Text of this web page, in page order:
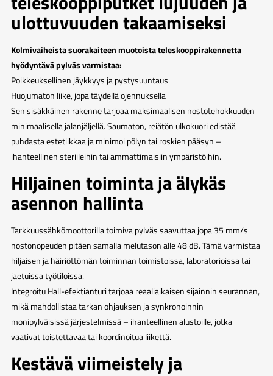
ulottuvuuden takaamiseksi
Kolmivaiheista suorakaiteen muotoista teleskooppirakennetta
hyödyntävä pylväs varmistaa:
Poikkeuksellinen jäykkyys ja pystysuuntaus
Huojumaton liike, jopa täydellä ojennuksella
Sen sisäkkäinen rakenne tarjoaa maksimaalisen nostotehokkuuden
minimaalisella jalanjäljellä. Saumaton, reiätön ulkokuori edistää
puhdasta estetiikkaa ja minimoi pölyn tai roskien pääsyn –
ihanteellinen steriileihin tai ammattimaisiin ympäristöihin.
Hiljainen toiminta ja älykäs
asennon hallinta
Tarkkuussähkömoottorilla toimiva pylväs saavuttaa jopa 35 mm/s
nostonopeuden pitäen samalla melutason alle 48 dB. Tämä varmistaa
hiljaisen ja häiriöttömän toiminnan toimistoissa, laboratorioissa tai
jaetuissa työtiloissa.
Integroitu Hall-efektianturi tarjoaa reaaliaikaisen sijainnin seurannan,
mikä mahdollistaa tarkan ohjauksen ja synkronoinnin
monipylväisissä järjestelmissä – ihanteellinen alustoille, jotka
vaativat toistettavaa tai koordinoitua liikettä.
Kestävä viimeistely ja